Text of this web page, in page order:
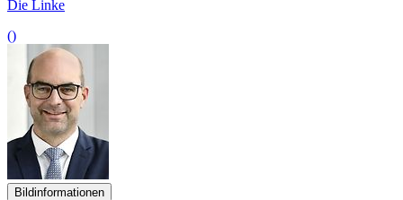
Die Linke
()
Bildinformationen